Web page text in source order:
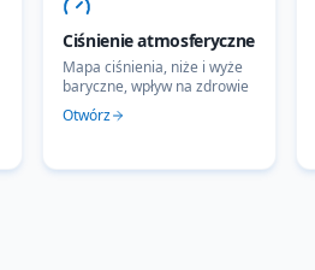
Ciśnienie atmosferyczne
Mapa ciśnienia, niże i wyże
baryczne, wpływ na zdrowie
Otwórz